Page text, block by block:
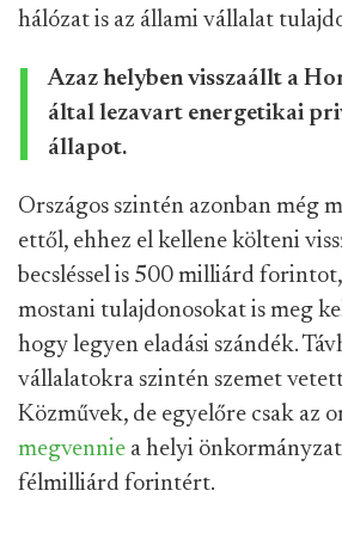
hálózat is az állami vállalat
Azaz helyben visszaállt a
által lezavart energetikai
állapot.
Országos szintén azonban még
ettől, ehhez el kellene költeni
becsléssel is 500 milliárd
mostani tulajdonosokat is meg
hogy legyen eladási szándék.
vállalatokra szintén szemet
Közművek, de egyelőre csak az
megvennie a helyi
félmilliárd forintért.